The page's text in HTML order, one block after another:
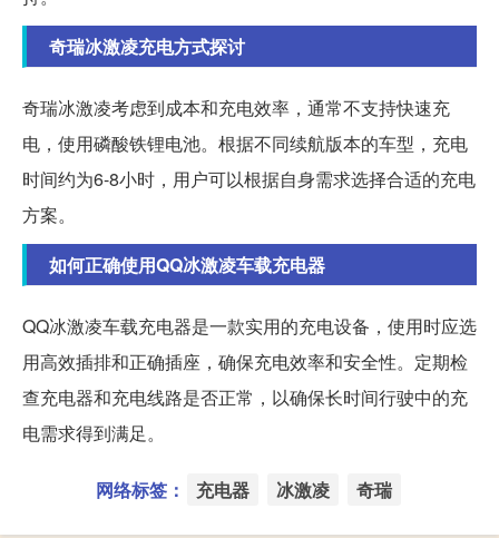
奇瑞冰激凌充电方式探讨
奇瑞冰激凌考虑到成本和充电效率，通常不支持快速充
电，使用磷酸铁锂电池。根据不同续航版本的车型，充电
时间约为6-8小时，用户可以根据自身需求选择合适的充电
方案。
如何正确使用QQ冰激凌车载充电器
QQ冰激凌车载充电器是一款实用的充电设备，使用时应选
用高效插排和正确插座，确保充电效率和安全性。定期检
查充电器和充电线路是否正常，以确保长时间行驶中的充
电需求得到满足。
网络标签： 充电器 冰激凌 奇瑞